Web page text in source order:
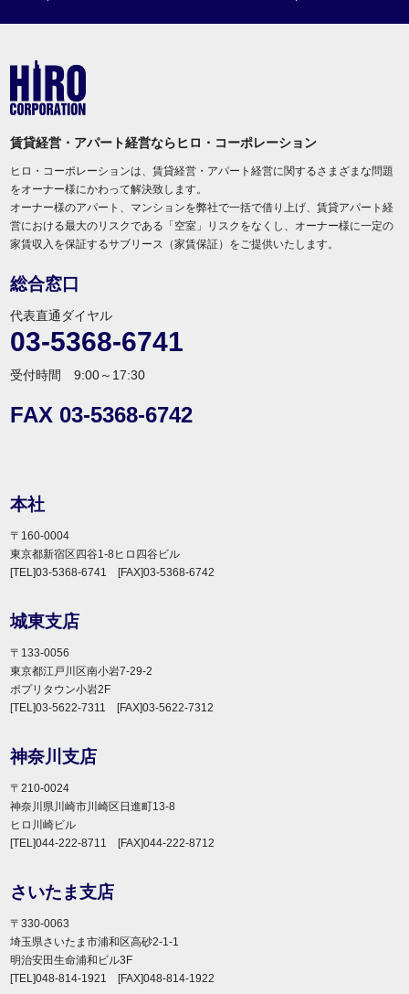
賃貸経営・アパート経営ならヒロ・コーポレーション
ヒロ・コーポレーションは、賃貸経営・アパート経営に関するさまざまな問題
をオーナー様にかわって解決致します。
オーナー様のアパート、マンションを弊社で一括で借り上げ、賃貸アパート経
営における最大のリスクである「空室」リスクをなくし、オーナー様に一定の
家賃収入を保証するサブリース（家賃保証）をご提供いたします。
総合窓口
代表直通ダイヤル
03-5368-6741
受付時間 9:00～17:30
FAX 03-5368-6742
本社
〒160-0004
東京都新宿区四谷1-8ヒロ四谷ビル
[TEL]03-5368-6741 [FAX]03-5368-6742
城東支店
〒133-0056
東京都江戸川区南小岩7-29-2
ポプリタウン小岩2F
[TEL]03-5622-7311 [FAX]03-5622-7312
神奈川支店
〒210-0024
神奈川県川崎市川崎区日進町13-8
ヒロ川崎ビル
[TEL]044-222-8711 [FAX]044-222-8712
さいたま支店
〒330-0063
埼玉県さいたま市浦和区高砂2-1-1
明治安田生命浦和ビル3F
[TEL]048-814-1921 [FAX]048-814-1922